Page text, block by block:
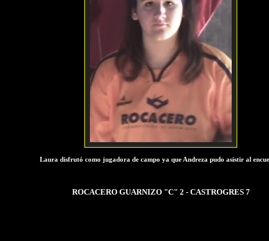
Laura disfrutó como jugadora de campo ya que Andreza pudo asistir al
ROCACERO GUARNIZO "C" 2 - CASTROGRES 7